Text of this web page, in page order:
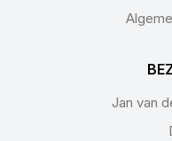
Jan van